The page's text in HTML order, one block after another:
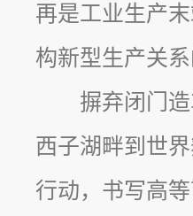
再是工业生产
构新型生产关系
摒弃闭门
西子湖畔到世
行动，书写高